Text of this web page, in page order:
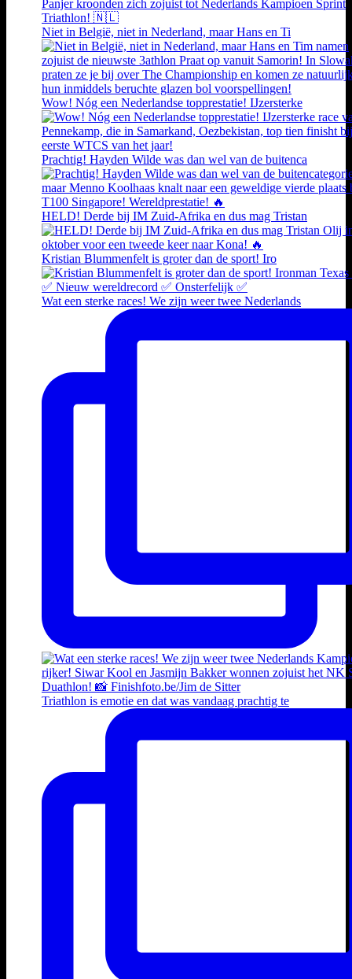
Niet in België, niet in Nederland, maar Hans en Ti
Wow! Nóg een Nederlandse topprestatie! IJzersterke
Prachtig! Hayden Wilde was dan wel van de buitenca
HELD! Derde bij IM Zuid-Afrika en dus mag Tristan
Kristian Blummenfelt is groter dan de sport! Iro
Wat een sterke races! We zijn weer twee Nederlands
Triathlon is emotie en dat was vandaag prachtig te